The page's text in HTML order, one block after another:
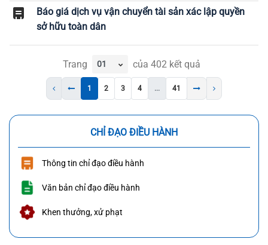
Báo giá dịch vụ vận chuyển tài sản xác lập quyền
sở hữu toàn dân
Trang của 402 kết quả
1 2 3 4 ... 41
CHỈ ĐẠO ĐIỀU HÀNH
Thông tin chỉ đạo điều hành
Văn bản chỉ đạo điều hành
Khen thưởng, xử phạt